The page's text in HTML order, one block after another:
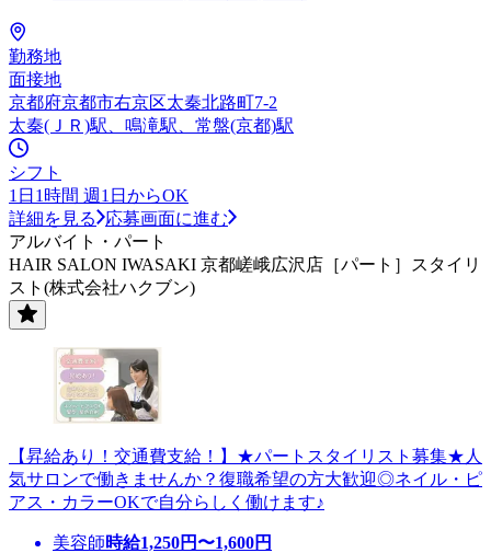
勤務地
面接地
京都府京都市右京区太秦北路町7-2
太秦(ＪＲ)駅、鳴滝駅、常盤(京都)駅
シフト
1日1時間 週1日からOK
詳細を見る
応募画面に進む
アルバイト・パート
HAIR SALON IWASAKI 京都嵯峨広沢店［パート］スタイリ
スト(株式会社ハクブン)
【昇給あり！交通費支給！】★パートスタイリスト募集★人
気サロンで働きませんか？復職希望の方大歓迎◎ネイル・ピ
アス・カラーOKで自分らしく働けます♪
美容師時給1,250円〜1,600円